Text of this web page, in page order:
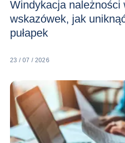
Windykacja należności
wskazówek, jak
pułapek
23 / 07 / 2026